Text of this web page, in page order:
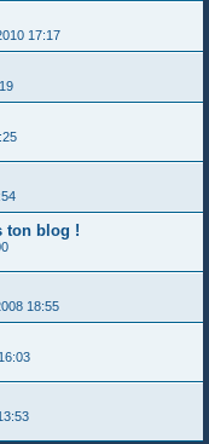
17:17
ton blog !
18:55